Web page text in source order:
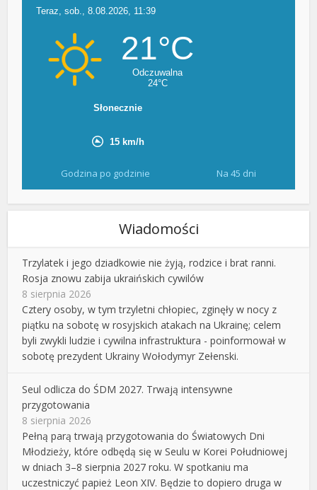
Godzina po godzinie Na 45 dni
Wiadomości
Trzylatek i jego dziadkowie nie żyją, rodzice i brat ranni.
Rosja znowu zabija ukraińskich cywilów
8 sierpnia 2026
Cztery osoby, w tym trzyletni chłopiec, zginęły w nocy z
piątku na sobotę w rosyjskich atakach na Ukrainę; celem
byli zwykli ludzie i cywilna infrastruktura - poinformował w
sobotę prezydent Ukrainy Wołodymyr Zełenski.
Seul odlicza do ŚDM 2027. Trwają intensywne
przygotowania
8 sierpnia 2026
Pełną parą trwają przygotowania do Światowych Dni
Młodzieży, które odbędą się w Seulu w Korei Południowej
w dniach 3–8 sierpnia 2027 roku. W spotkaniu ma
uczestniczyć papież Leon XIV. Będzie to dopiero druga w